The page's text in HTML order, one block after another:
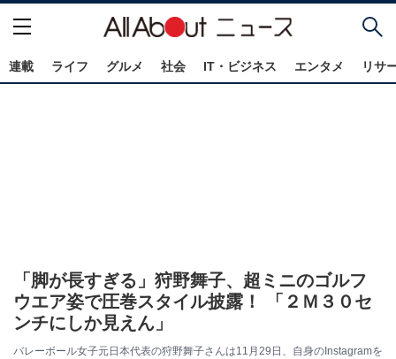
連載 ライフ グルメ 社会 IT・ビジネス エンタメ リサ
「脚が長すぎる」狩野舞子、超ミニのゴルフ
ウエア姿で圧巻スタイル披露！ 「２Ｍ３０セ
ンチにしか見えん」
バレーボール女子元日本代表の狩野舞子さんは11月29日、自身のInstagramを